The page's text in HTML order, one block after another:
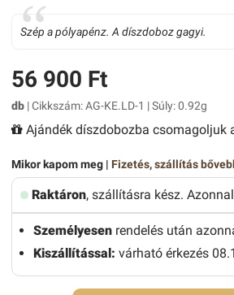
Szép a pólyapénz. A díszdoboz gagyi.
56 900 Ft
db | Cikkszám: AG-KE.LD-1 | Súly: 0.92g
Ajándék díszdobozba csomagoljuk
Mikor kapom meg | Fizetés, szállítás
Raktáron, szállításra kész.
Személyesen rendelés után
Kiszállítással: várható érkezés